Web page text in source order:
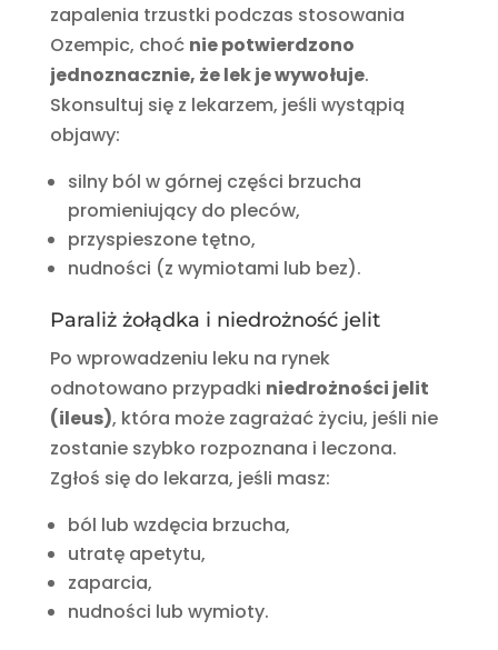
zapalenia trzustki podczas stosowania
Ozempic, choć nie potwierdzono
jednoznacznie, że lek je wywołuje.
Skonsultuj się z lekarzem, jeśli wystąpią
objawy:
silny ból w górnej części brzucha
promieniujący do pleców,
przyspieszone tętno,
nudności (z wymiotami lub bez).
Paraliż żołądka i niedrożność jelit
Po wprowadzeniu leku na rynek
odnotowano przypadki niedrożności jelit
(ileus), która może zagrażać życiu, jeśli nie
zostanie szybko rozpoznana i leczona.
Zgłoś się do lekarza, jeśli masz:
ból lub wzdęcia brzucha,
utratę apetytu,
zaparcia,
nudności lub wymioty.